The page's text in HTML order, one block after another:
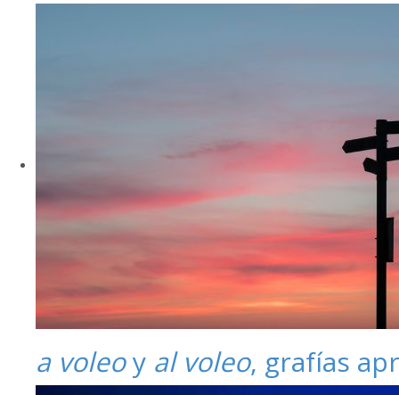
a voleoy al voleo, grafías